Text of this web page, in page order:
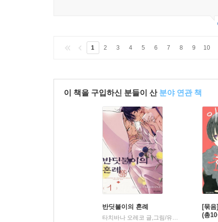
1 2 3 4 5 6 7 8 9 10
이 책을 구입하신 분들이 산 분야 연관 책
반딧불이의 혼례
타치바나 오레코 글,그림/유유리 역
서울미
[묶
(총